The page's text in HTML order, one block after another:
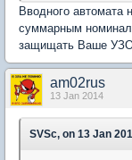
Вводного автомата
суммарным
защищать Ваше УЗО
am02rus
13 Jan 2014
SVSc, on 13 Jan